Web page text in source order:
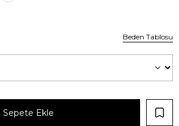
Beden Tablosu